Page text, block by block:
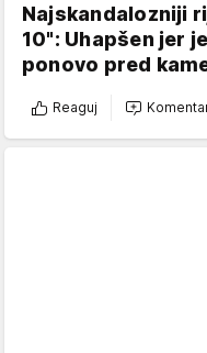
Najskandalozniji
10": Uhapšen jer
ponovo pred
Reaguj